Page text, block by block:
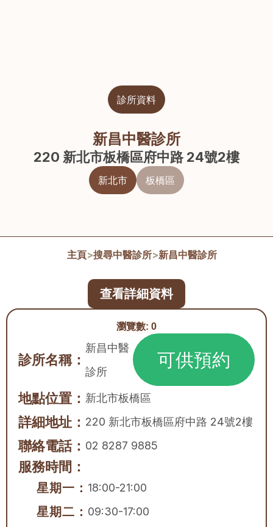
診所資料
新昌中醫診所
220 新北市板橋區府中路 24號2樓
新北市 板橋區
主頁>搜尋中醫診所>新昌中醫診所
瀏覽數: 0
診所名稱：
新昌中醫
診所
可供預約
地點位置： 新北市板橋區
詳細地址： 220 新北市板橋區府中路 24號2樓
聯絡電話： 02 8287 9885
服務時間：
星期一： 18:00-21:00
星期二： 09:30-17:00
查看詳細資料